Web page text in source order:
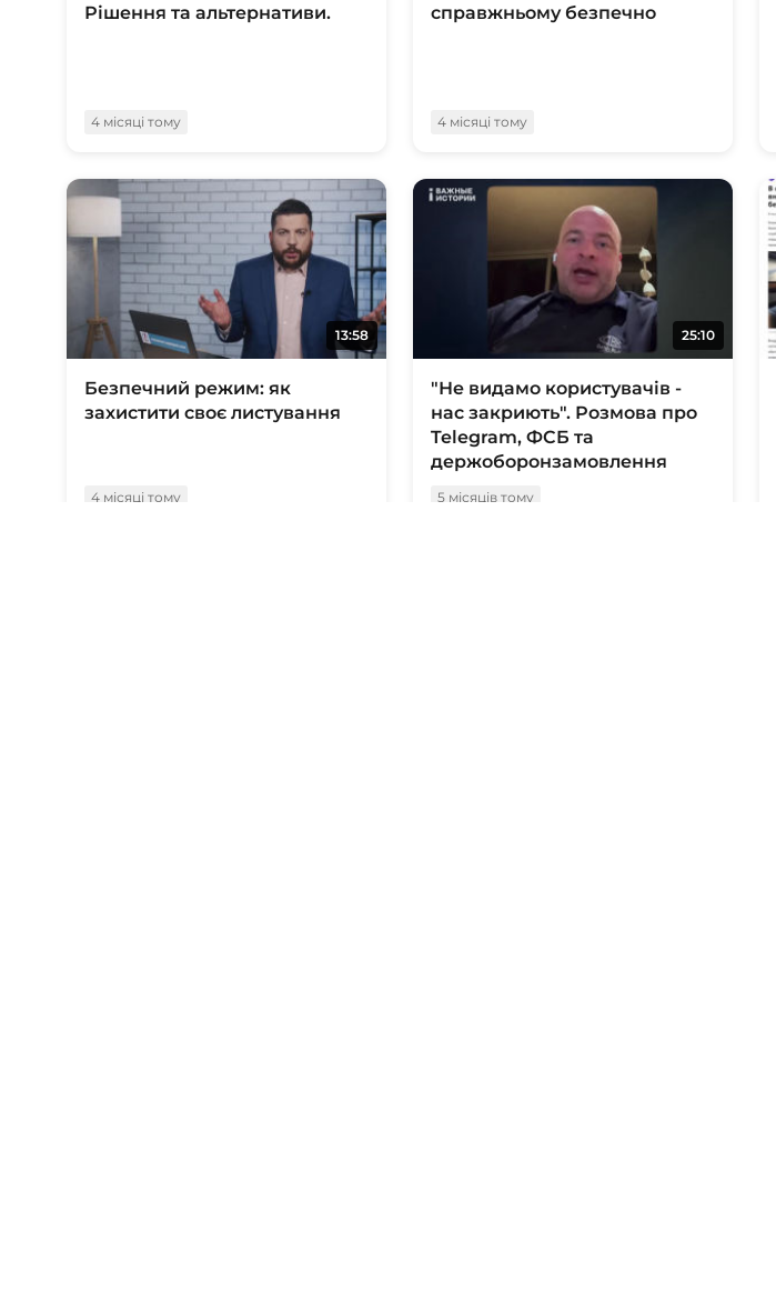
Рішення та альтернативи.
4 місяці тому
справжньому безпечно
4 місяці тому
13:58
Безпечний режим: як
захистити своє листування
4 місяці тому
25:10
"Не видамо користувачів -
нас закриють". Розмова про
Telegram, ФСБ та
держоборонзамовлення
5 місяців тому